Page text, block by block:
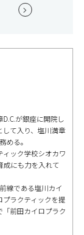
が銀座に開院し
て入り、塩川満章
める。
ック学校シオカワ
成にも力を入れて
線である塩川カイ
ラクティックを提
前田カイロプラク